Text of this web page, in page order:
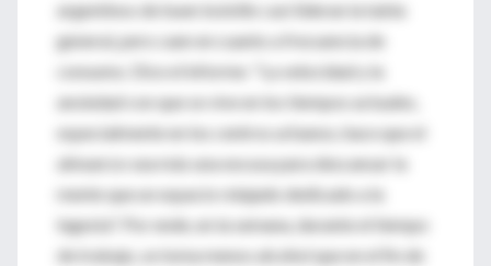
argentinos de buen bolsillo casi lideran la tabla
general, pero caen en cuanto a frecuencia de
consumo. Dice el informe: "La velocidad y la
ansiedad con que se vive en los tiempos actuales,
especialmente en los centros urbanos, hace que el
almuerzo sea más una excusa para descansar la
mente que un espacio relajado dedicado a la
ingesta". Por ende, en la semana, durante el tiempo
de trabajo, se toma menos alcohol que en el fin de